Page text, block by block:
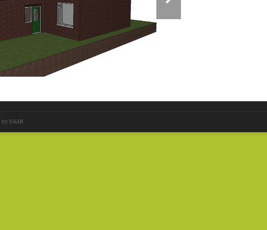
DAAN